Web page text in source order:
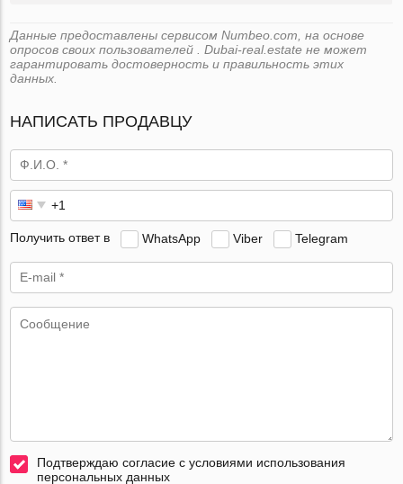
Данные предоставлены сервисом Numbeo.com, на основе
опросов своих пользователей . Dubai-real.estate не может
гарантировать достоверность и правильность этих
данных.
НАПИСАТЬ ПРОДАВЦУ
Получить ответ в WhatsApp Viber Telegram
Подтверждаю согласие с условиями использования
персональных данных